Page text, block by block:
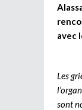
avec
Les
sont